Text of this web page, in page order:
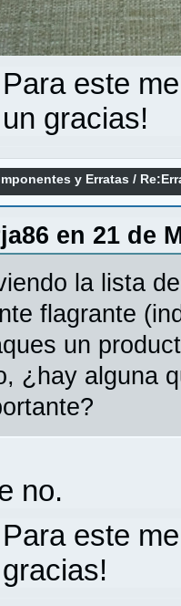
Para este
un gracias!
y Erratas /
en 21 de
la lista
flagrante
un
¿hay alguna
no.
Para este
gracias!